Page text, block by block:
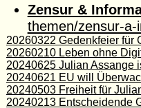
Zensur &
themen/zensur-
20260322 Gedenkfeier für
20260210 Leben ohne
20240625 Julian Assange
20240621 EU will
20240503 Freiheit für
20240213 Entscheidende